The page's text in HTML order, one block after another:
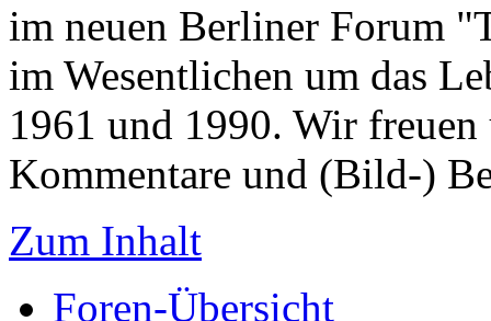
im neuen Berliner Forum
im Wesentlichen um das
1961 und 1990. Wir freuen
Kommentare und (Bild-)
Zum Inhalt
Foren-Übersicht